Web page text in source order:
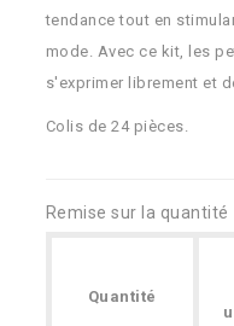
tendance tout en
mode. Avec ce kit, les
s'exprimer librement et
Colis de 24 pièces.
Remise sur la quantité
Quantité